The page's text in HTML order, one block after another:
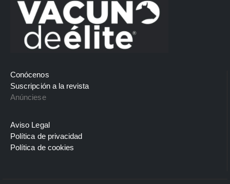
Conócenos
Suscripción a la revista
Anúnciese
Aviso Legal
Política de privacidad
Política de cookies